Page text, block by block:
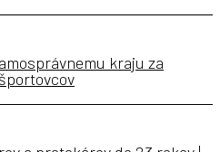
kraju za